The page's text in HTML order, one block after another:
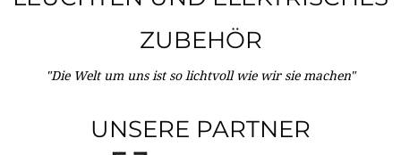
ZUBEHÖR
"Die Welt um uns ist so lichtvoll wie wir sie machen"
UNSERE PARTNER